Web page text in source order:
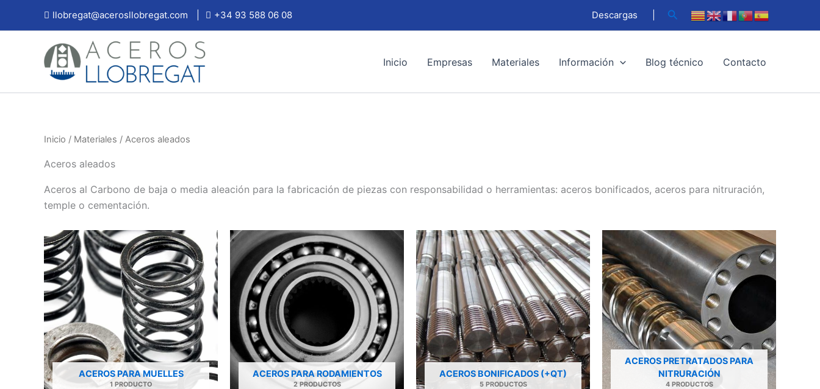
llobregat@acerosllobregat.com +34 93 588 06 08 Descargas Buscar
Inicio Empresas Materiales Información Blog técnico Contacto
Inicio / Materiales / Aceros aleados
Aceros aleados
Aceros al Carbono de baja o media aleación para la fabricación de piezas con responsabilidad o herramientas: aceros bonificados, aceros para nitruración,
temple o cementación.
ACEROS PARA MUELLES
1 PRODUCTO
ACEROS PARA RODAMIENTOS
2 PRODUCTOS
ACEROS BONIFICADOS (+QT)
5 PRODUCTOS
ACEROS PRETRATADOS PARA
NITRURACIÓN
4 PRODUCTOS